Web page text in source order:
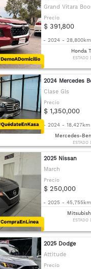
Grand Vitara
Precio
$ 391,800
- 2024 - 28,800km
Honda
ESTADO
2024 Mercedes
Clase Gls
Precio
$ 1,350,000
- 2024 - 18,427km
Mercedes-
ESTADO
2025 Nissan
March
Precio
$ 250,000
- 2025 - 45,755km
ESTADO
2025 Dodge
Attitude
Precio